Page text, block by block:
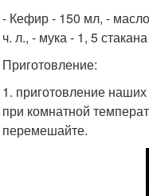
- Кефир - 150 мл, -
ч. л., - мука - 1, 5
Приготовление:
1. приготовление
при комнатной
перемешайте.